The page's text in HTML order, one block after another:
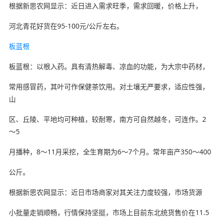
根据新思农网显示：近日进入需求旺季，需求回暖，价格上升，
河北青花好货在95-100元/公斤左右。
板蓝根
板蓝根：以根入药。具有清热解毒、凉血的功能，为大宗中药材，
常用感冒药，其叶可作保健茶饮用。对土壤无严要求，适应性强，
山
区、丘陵、平地均可种植，较耐寒，南方可自然越冬，可连作。2
～5
月播种，8～11月采挖，全生育期为6～7个月。常年亩产350～400
公斤。
根据新思农网显示：近日市场商家对其关注力度较强，市场货源
小批量走销顺畅，行情保持坚挺，市场上目前东北统货售价在11.5